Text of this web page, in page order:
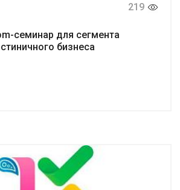
219
семинар для сегмента
бизнеса